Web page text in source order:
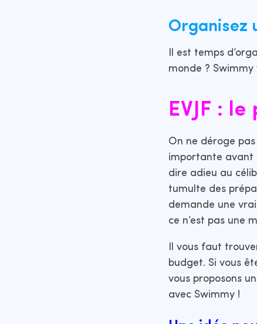
Organisez
Il est temps
monde ? Swimmy
EVJF :
On ne déroge
importante avant
dire adieu au
tumulte des
demande une
ce n’est pas une
Il vous faut
budget. Si vous
vous proposons
avec Swimmy !